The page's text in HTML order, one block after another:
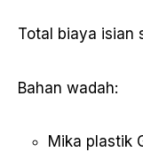
Total biaya isian
Bahan wadah:
Mika plastik